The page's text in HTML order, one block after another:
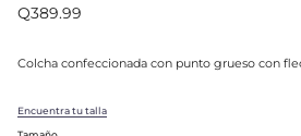
Q389.99
Colcha confeccionada con punto grueso con
Encuentra tu talla